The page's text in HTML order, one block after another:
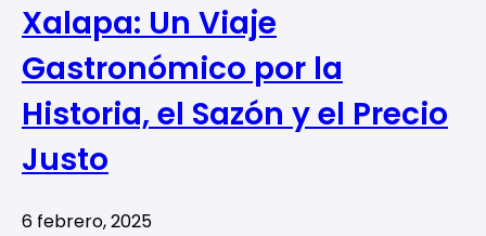
Xalapa: Un Viaje
Gastronómico por la
Historia, el Sazón y el Precio
Justo
6 febrero, 2025